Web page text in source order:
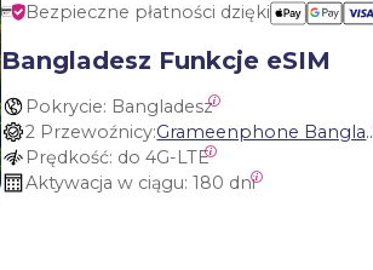
Bezpieczne płatności dzięki
Bangladesz Funkcje eSIM
Pokrycie: Bangladesz
2 Przewoźnicy:
Grameenphone
Prędkość: do 4G-LTE
Aktywacja w ciągu: 180 dni